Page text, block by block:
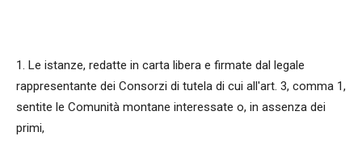
1. Le istanze, redatte in carta libera e firmate dal legale
rappresentante dei Consorzi di tutela di cui all'art. 3, comma 1,
sentite le Comunità montane interessate o, in assenza dei
primi,